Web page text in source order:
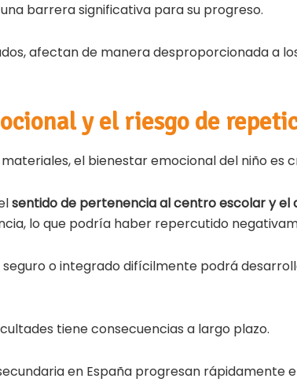
barrera significativa para su progreso.
afectan de manera desproporcionada a
y el riesgo de
el bienestar emocional del niño es
sentido de pertenencia al centro escolar y el
lo que podría haber repercutido
seguro o integrado difícilmente podrá
tiene consecuencias a largo plazo.
en España progresan rápidamente